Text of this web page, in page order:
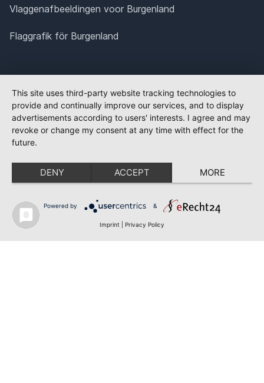
Vlaggenafbeeldingen voor Burgenland
Flaggrafik för Burgenland
This site uses third-party website tracking technologies to
provide and continually improve our services, and to display
advertisements according to users' interests. I agree and may
revoke or change my consent at any time with effect for the
future.
DENY ACCEPT MORE
Powered by &
Imprint Privacy Policy